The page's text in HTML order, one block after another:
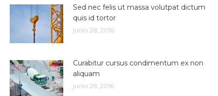
Sed nec felis ut massa volutpat dictum
quis id tortor
junio 28, 2016
Curabitur cursus condimentum ex non
aliquam
junio 28, 2016